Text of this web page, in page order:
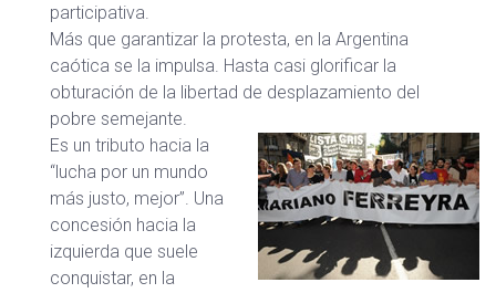
participativa.
Más que garantizar la protesta, en la Argentina
caótica se la impulsa. Hasta casi glorificar la
obturación de la libertad de desplazamiento del
pobre semejante.
Es un tributo hacia la
“lucha por un mundo
más justo, mejor”. Una
concesión hacia la
izquierda que suele
conquistar, en la